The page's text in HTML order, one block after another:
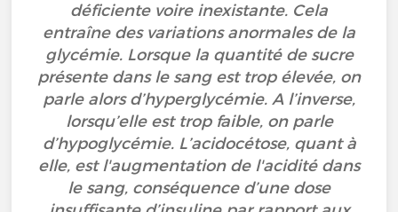
déficiente voire inexistante. Cela
entraîne des variations anormales de la
glycémie. Lorsque la quantité de sucre
présente dans le sang est trop élevée, on
parle alors d’hyperglycémie. A l’inverse,
lorsqu’elle est trop faible, on parle
d’hypoglycémie. L’acidocétose, quant à
elle, est l'augmentation de l'acidité dans
le sang, conséquence d’une dose